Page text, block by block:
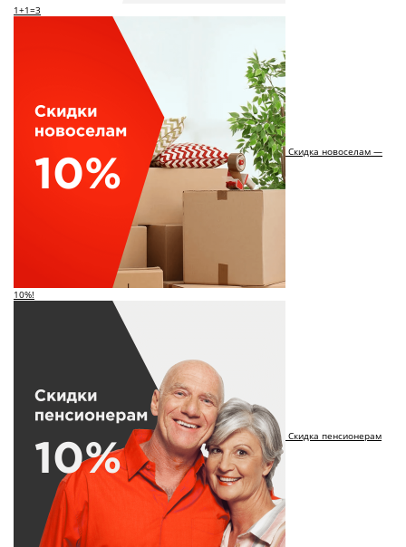
1+1=3
Скидка новоселам —
10%!
Скидка пенсионерам